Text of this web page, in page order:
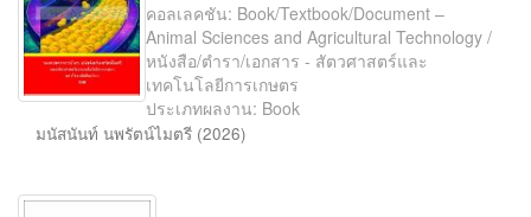
คอลเลคชัน: Book/Textbook/Document –
Animal Sciences and Agricultural Technology /
หนังสือ/ตำรา/เอกสาร - สัตวศาสตร์และ
เทคโนโลยีการเกษตร
ประเภทผลงาน: Book
มนัสนันท์ นพรัตน์ไมตรี (2026)